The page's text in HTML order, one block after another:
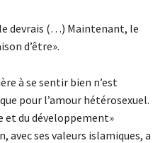
devrais (…) Maintenant, le
d’être».
à se sentir bien n’est
pour l’amour hétérosexuel.
et du développement»
avec ses valeurs islamiques, a